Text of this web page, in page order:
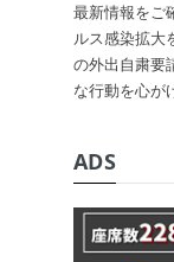
最新情報をご
ルス感染拡大
の外出自粛要
な行動を心が
ADS